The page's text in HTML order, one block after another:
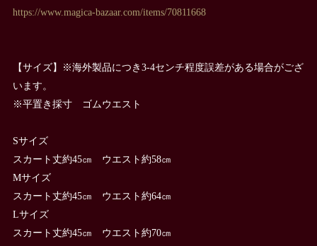
https://www.magica-bazaar.com/items/70811668
【サイズ】※海外製品につき3-4センチ程度誤差がある場合がござ
います。
※平置き採寸 ゴムウエスト
Sサイズ
スカート丈約45㎝ ウエスト約58㎝
Mサイズ
スカート丈約45㎝ ウエスト約64㎝
Lサイズ
スカート丈約45㎝ ウエスト約70㎝